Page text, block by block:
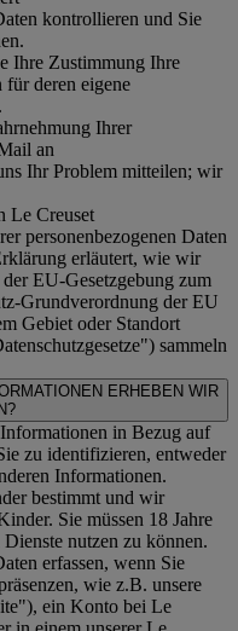
kontrollieren und Sie
Ihre Zustimmung Ihre
für deren eigene
Ihrer
an
Ihr Problem mitteilen; wir
Le Creuset
personenbezogenen Daten
erläutert, wie wir
EU-Gesetzgebung zum
Grundverordnung der EU
Gebiet oder Standort
") sammeln
ERHEBEN WIR
in Bezug auf
zu identifizieren, entweder
Informationen.
bestimmt und wir
Sie müssen 18 Jahre
nutzen zu können.
erfassen, wenn Sie
wie z.B. unsere
"), ein Konto bei Le